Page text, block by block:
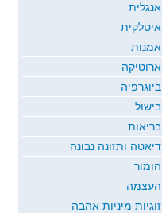
אנגלית
איטלקית
אמנות
ארוטיקה
ביוגרפיה
בישול
בריאות
דיאטה ותזונה נבונה
הומור
העצמה
זוגיות מיניות אהבה